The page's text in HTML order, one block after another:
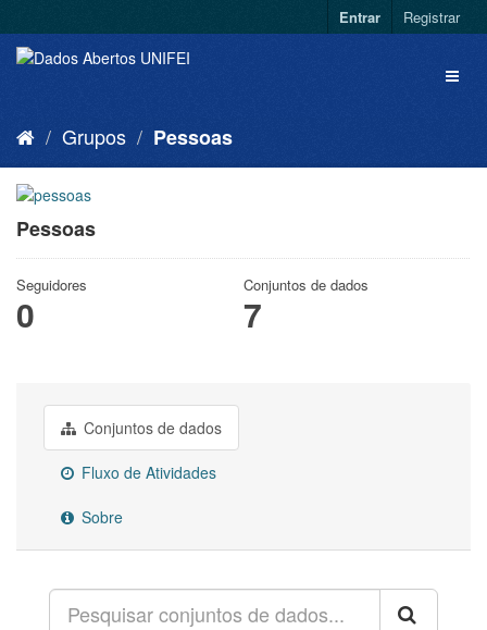
Entrar Registrar
Grupos Pessoas
Pessoas
Seguidores
0
Conjuntos de dados
7
Conjuntos de dados
Fluxo de Atividades
Sobre